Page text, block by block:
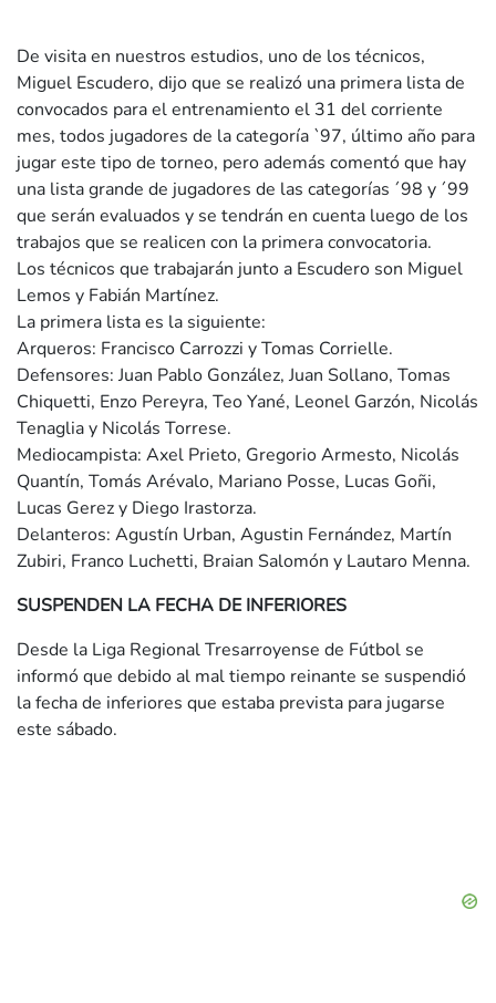
De visita en nuestros estudios, uno de los técnicos,
Miguel Escudero, dijo que se realizó una primera lista de
convocados para el entrenamiento el 31 del corriente
mes, todos jugadores de la categoría `97, último año para
jugar este tipo de torneo, pero además comentó que hay
una lista grande de jugadores de las categorías ´98 y ´99
que serán evaluados y se tendrán en cuenta luego de los
trabajos que se realicen con la primera convocatoria.
Los técnicos que trabajarán junto a Escudero son Miguel
Lemos y Fabián Martínez.
La primera lista es la siguiente:
Arqueros: Francisco Carrozzi y Tomas Corrielle.
Defensores: Juan Pablo González, Juan Sollano, Tomas
Chiquetti, Enzo Pereyra, Teo Yané, Leonel Garzón, Nicolás
Tenaglia y Nicolás Torrese.
Mediocampista: Axel Prieto, Gregorio Armesto, Nicolás
Quantín, Tomás Arévalo, Mariano Posse, Lucas Goñi,
Lucas Gerez y Diego Irastorza.
Delanteros: Agustín Urban, Agustin Fernández, Martín
Zubiri, Franco Luchetti, Braian Salomón y Lautaro Menna.
SUSPENDEN LA FECHA DE INFERIORES
Desde la Liga Regional Tresarroyense de Fútbol se
informó que debido al mal tiempo reinante se suspendió
la fecha de inferiores que estaba prevista para jugarse
este sábado.